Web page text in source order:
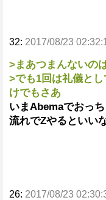
32: 2017/08/23
>まあつまんないの
>でも1回は礼儀と
けでもさあ
いまAbemaでおっ
流れでZやるといい
26: 2017/08/23